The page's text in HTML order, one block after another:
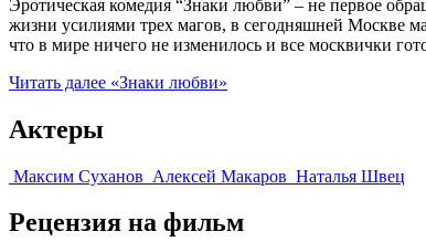
Эротическая комедия “Знаки любви” – не первое
жизни усилиями трех магов, в сегодняшней Москве
что в мире ничего не изменилось и все москвички
Читать далее «Знаки любви»
Актеры
Максим Суханов Алексей Макаров Наталья Швец
Рецензия на фильм